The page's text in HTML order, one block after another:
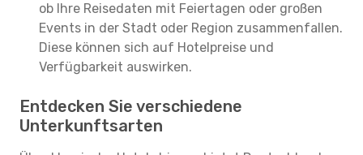
ob Ihre Reisedaten mit Feiertagen oder großen
Events in der Stadt oder Region zusammenfallen.
Diese können sich auf Hotelpreise und
Verfügbarkeit auswirken.
Entdecken Sie verschiedene
Unterkunftsarten